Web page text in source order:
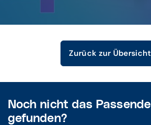
Zurück zur Übersicht
Noch nicht das Passende
gefunden?